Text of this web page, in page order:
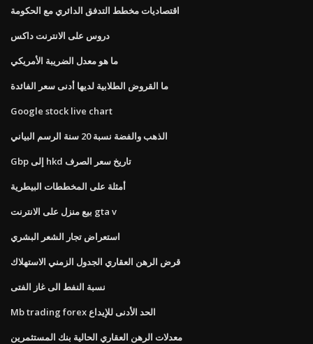
اقتصاديات مخطط التدفق الدائري مع الحكومة
دروس على الانترنت داكس
ما هو معدل الضريبة الأمريكي
ما القروض الطلابية لديها أدنى سعر الفائدة
Google stock live chart
الذهب والفضة نسبة 20 سنة الرسم البياني
Gbp إلى hkd تاريخ سعر الصرف
أمثلة على المخططات البيطرية
بيع منزل على الانترنت gta v
استعراض تجار الشعر البشري
قرض الرهن العقاري الجدول الزمني الاستهلاك
نسبة النفط الى غاز الفتى
Mb trading forex الحد الأدنى للإيداع
معدلات الرهن العقاري الحالية بنك المستثمرين